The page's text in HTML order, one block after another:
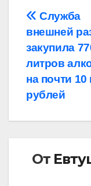
по
Служба
внешней
закупила
литров
на почти 10
рублей
От